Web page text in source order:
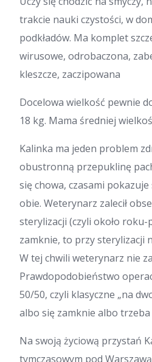
trakcie nauki czystości, w
podkładów. Ma komplet
wirusowe, odrobaczona,
kleszcze, zaczipowana
Docelowa wielkość pewnie
18 kg. Mama średniej
Kalinka ma jeden problem
obustronną przepuklinę
się chowa, czasami pokazuje
obie. Weterynarz zalecił
sterylizacji (czyli około roku-
zamknie, to przy sterylizacji
W tej chwili weterynarz nie
Prawdopodobieństwo
50/50, czyli klasyczne „na
albo się zamknie albo
Na swoją życiową przystań
tymczasowym pod